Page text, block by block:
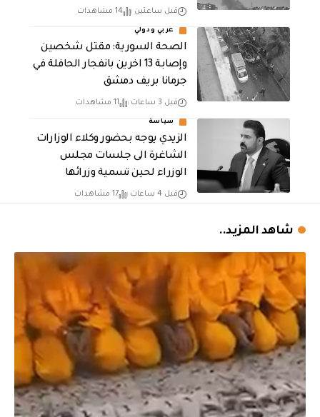
قبل ساعتين 14 مشاهدات
عربي ودولي
الصحة السورية: مقتل شخصين
وإصابة 13 اخرين بانفجار الحافلة في
جرمانا بريف دمشق
قبل 3 ساعات 11 مشاهدات
سياسة
الزيدي يوجه بحضور وكلاء الوزارات
الشاغرة الى جلسات مجلس
الوزراء لحين تسمية وزرائها
قبل 4 ساعات 17 مشاهدات
شاهد المزيد..